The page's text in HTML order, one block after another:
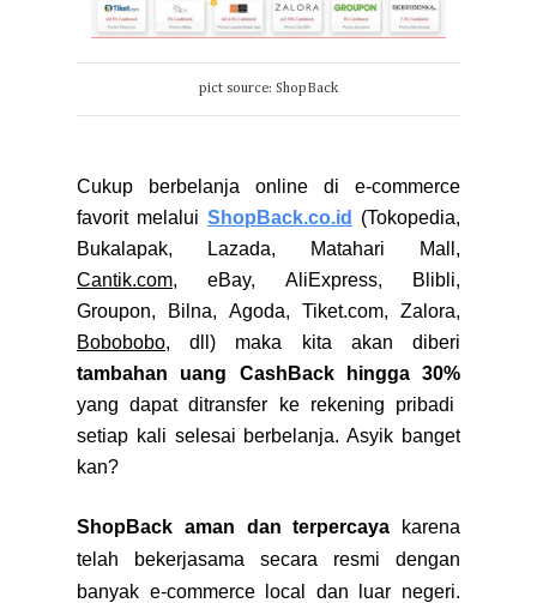
pict source: ShopBack
Cukup berbelanja online di e-commerce
favorit melalui ShopBack.co.id
(Tokopedia,
Bukalapak, Lazada, Matahari Mall,
Cantik.com, eBay, AliExpress, Blibli,
Groupon, Bilna, Agoda, Tiket.com, Zalora,
Bobobobo, dll) maka kita akan diberi
tambahan uang
CashBack hingga 30%
yang dapat ditransfer ke rekening pribadi
setiap kali selesai berbelanja. Asyik banget
kan?
ShopBack aman dan terpercaya karena
telah bekerjasama secara resmi dengan
banyak e-commerce local dan luar negeri.